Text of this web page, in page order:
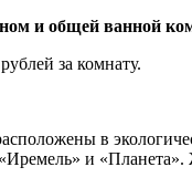
и общей ванной
за комнату.
в
и